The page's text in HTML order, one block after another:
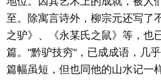
至。除寓言诗外，柳宗元还写了
之驴》、《永某氏之鼠》等，也
篇。"黔驴技穷"，已成成语，几
篇幅虽短，但也同他的山水记一